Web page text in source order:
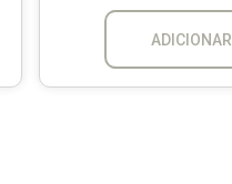
ADICIONAR